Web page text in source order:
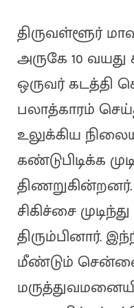
திருவள்ளூர்
அருகே 10 வயது
ஒருவர் கடத்தி
பலாத்காரம்
உலுக்கிய
கண்டுபிடிக்க
திணறுகின்றனர்.
சிகிச்சை
திரும்பினார்.
மீண்டும்